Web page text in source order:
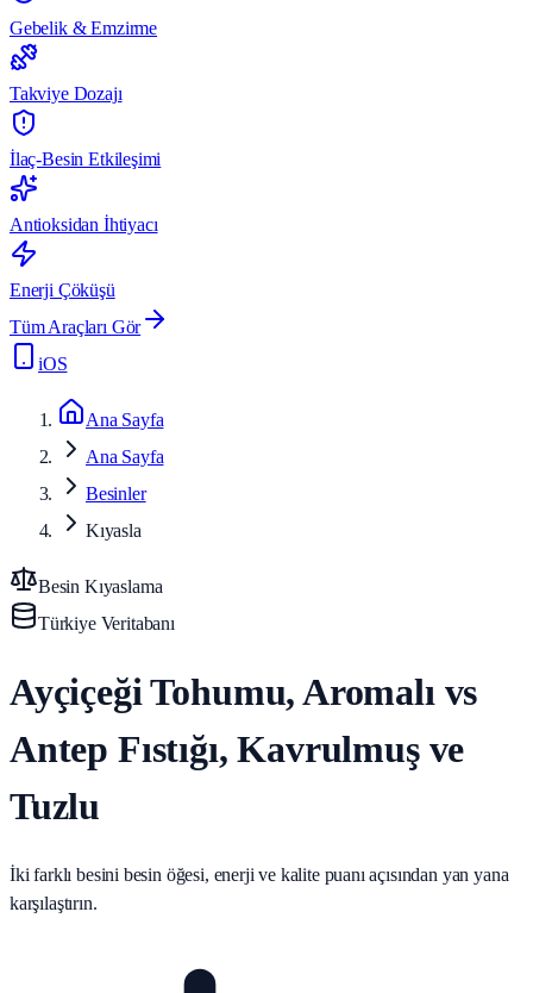
Gebelik & Emzirme
Takviye Dozajı
İlaç-Besin Etkileşimi
Antioksidan İhtiyacı
Enerji Çöküşü
Tüm Araçları Gör
iOS
Ana Sayfa
Ana Sayfa
Besinler
Kıyasla
Besin Kıyaslama
Türkiye Veritabanı
Ayçiçeği Tohumu, Aromalı vs
Antep Fıstığı, Kavrulmuş ve
Tuzlu
İki farklı besini besin öğesi, enerji ve kalite puanı açısından yan yana
karşılaştırın.